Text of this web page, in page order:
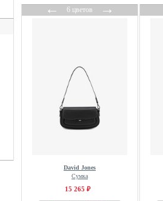
←6 цветов→
David Jones
Сумка
15 265 ₽